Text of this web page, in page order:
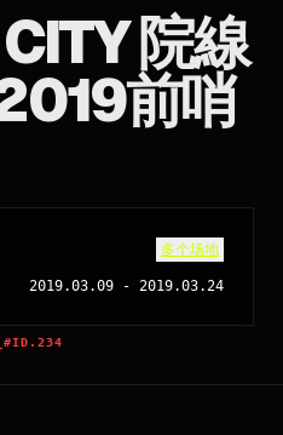
院線
前哨
多个场地
2019.03.09 - 2019.03.24